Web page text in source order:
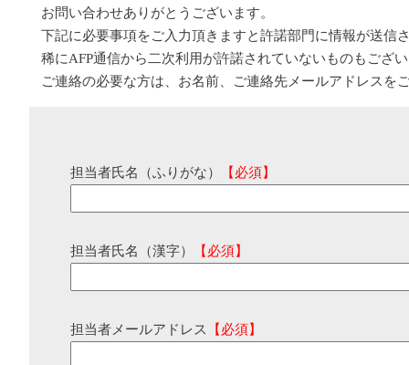
お問い合わせありがとうございます。
下記に必要事項をご入力頂きますと許諾部門に情報が送信
稀にAFP通信から二次利用が許諾されていないものもござ
ご連絡の必要な方は、お名前、ご連絡先メールアドレスを
担当者氏名（ふりがな） 【必須】
担当者氏名（漢字） 【必須】
担当者メールアドレス 【必須】